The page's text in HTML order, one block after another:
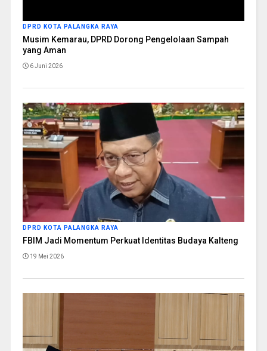
DPRD KOTA PALANGKA RAYA
Musim Kemarau, DPRD Dorong Pengelolaan Sampah
yang Aman
6 Juni 2026
DPRD KOTA PALANGKA RAYA
FBIM Jadi Momentum Perkuat Identitas Budaya Kalteng
19 Mei 2026